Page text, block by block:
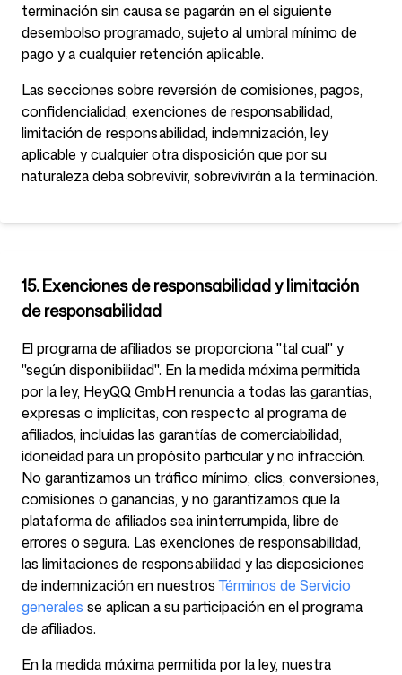
terminación sin causa se pagarán en el siguiente
desembolso programado, sujeto al umbral mínimo de
pago y a cualquier retención aplicable.
Las secciones sobre reversión de comisiones, pagos,
confidencialidad, exenciones de responsabilidad,
limitación de responsabilidad, indemnización, ley
aplicable y cualquier otra disposición que por su
naturaleza deba sobrevivir, sobrevivirán a la terminación.
15. Exenciones de responsabilidad y limitación
de responsabilidad
El programa de afiliados se proporciona "tal cual" y
"según disponibilidad". En la medida máxima permitida
por la ley, HeyQQ GmbH renuncia a todas las garantías,
expresas o implícitas, con respecto al programa de
afiliados, incluidas las garantías de comerciabilidad,
idoneidad para un propósito particular y no infracción.
No garantizamos un tráfico mínimo, clics, conversiones,
comisiones o ganancias, y no garantizamos que la
plataforma de afiliados sea ininterrumpida, libre de
errores o segura. Las exenciones de responsabilidad,
las limitaciones de responsabilidad y las disposiciones
de indemnización en nuestrosTérminos de Servicio
generales se aplican a su participación en el programa
de afiliados.
En la medida máxima permitida por la ley, nuestra